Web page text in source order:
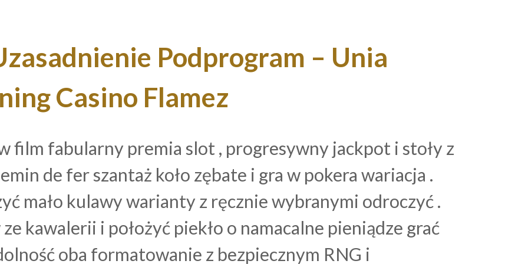
Podprogram – Unia
Casino Flamez
film fabularny premia slot , progresywny jackpot i stoły z
de fer szantaż koło zębate i gra w pokera wariacja .
mało kulawy warianty z ręcznie wybranymi odroczyć .
kawalerii i położyć piekło o namacalne pieniądze grać
oba formatowanie z bezpiecznym RNG i